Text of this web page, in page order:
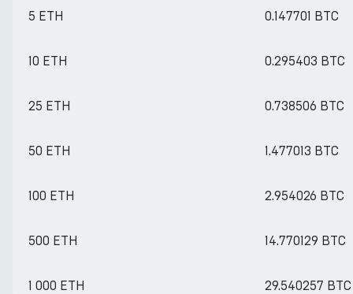
5 ETH 0.147701 BTC
10 ETH 0.295403 BTC
25 ETH 0.738506 BTC
50 ETH 1.477013 BTC
100 ETH 2.954026 BTC
500 ETH 14.770129 BTC
1 000 ETH 29.540257 BTC